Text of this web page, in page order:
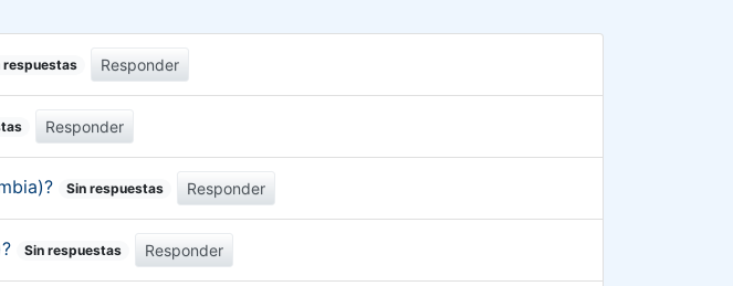
respuestas Responder
Responder
Sin respuestas Responder
Sin respuestas Responder